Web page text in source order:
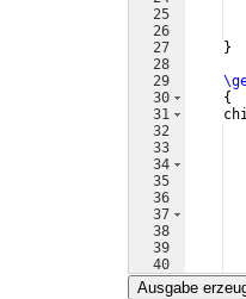
25
26
27
28
29
30
31
32
33
34
35
36
37
38
39
40
41
}
{
Ausgabe